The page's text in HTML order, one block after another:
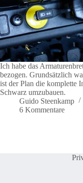
Ich habe das
bezogen. Grundsätzlich
ist der Plan die komplette
Schwarz umzubauen.
Guido Steenkamp
6 Kommentare